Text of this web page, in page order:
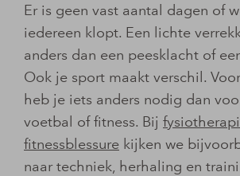
Er is geen vast aantal dagen of
iedereen klopt. Een lichte
anders dan een peesklacht of
Ook je sport maakt verschil.
heb je iets anders nodig dan
voetbal of fitness. Bij
fitnessblessure kijken we
naar techniek, herhaling en